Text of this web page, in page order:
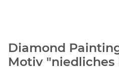
Diamond
Motiv "niedliches